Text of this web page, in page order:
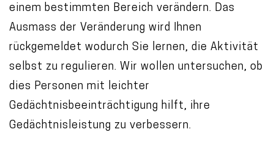
einem bestimmten Bereich verändern. Das
Ausmass der Veränderung wird Ihnen
rückgemeldet wodurch Sie lernen, die Aktivität
selbst zu regulieren. Wir wollen untersuchen, ob
dies Personen mit leichter
Gedächtnisbeeinträchtigung hilft, ihre
Gedächtnisleistung zu verbessern.